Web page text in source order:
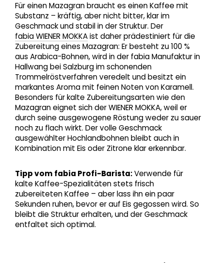
Für einen Mazagran braucht es einen Kaffee mit
Substanz – kräftig, aber nicht bitter, klar im
Geschmack und stabil in der Struktur. Der
fabia WIENER MOKKAist daher prädestiniert für die
Zubereitung eines Mazagran: Er besteht zu 100 %
aus Arabica-Bohnen, wird in der fabia Manufaktur in
Hallwang bei Salzburg im schonenden
Trommelröstverfahren veredelt und besitzt ein
markantes Aroma mit feinen Noten von Karamell.
Besonders für kalte Zubereitungsarten wie den
Mazagran eignet sich der WIENER MOKKA, weil er
durch seine ausgewogene Röstung weder zu sauer
noch zu flach wirkt. Der volle Geschmack
ausgewählter Hochlandbohnen bleibt auch in
Kombination mit Eis oder Zitrone klar erkennbar.
Tipp vom fabia Profi-Barista:Verwende für
kalte Kaffee-Spezialitäten stets frisch
zubereiteten Kaffee – aber lass ihn ein paar
Sekunden ruhen, bevor er auf Eis gegossen wird. So
bleibt die Struktur erhalten, und der Geschmack
entfaltet sich optimal.